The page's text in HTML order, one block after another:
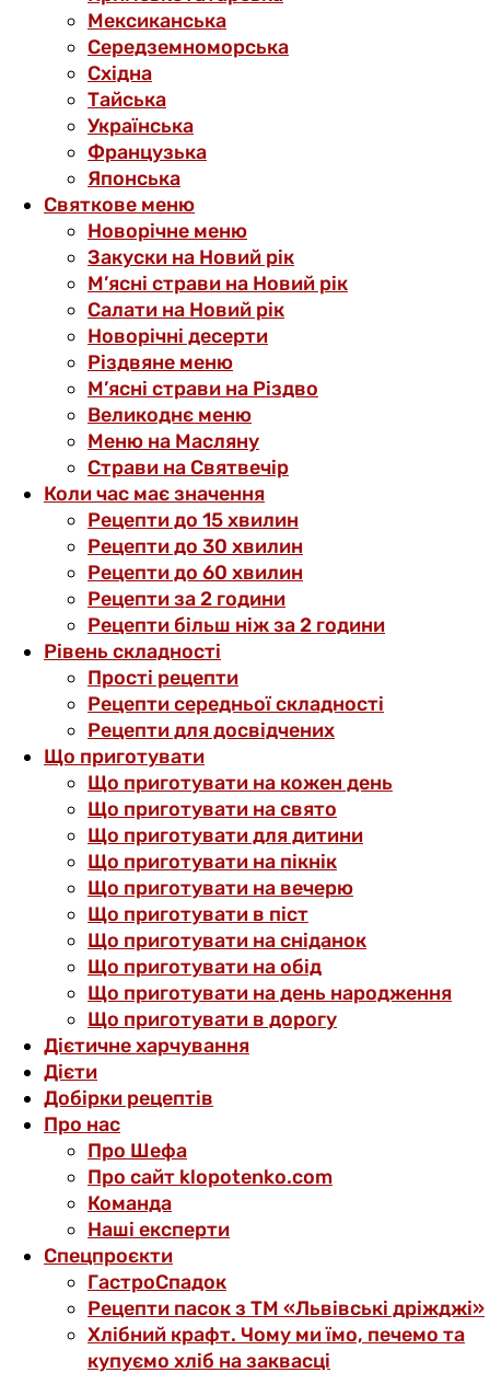
Мексиканська
Середземноморська
Східна
Тайська
Українська
Французька
Японська
Святкове меню
Новорічне меню
Закуски на Новий рік
М’ясні страви на Новий рік
Салати на Новий рік
Новорічні десерти
Різдвяне меню
М’ясні страви на Різдво
Великоднє меню
Меню на Масляну
Страви на Святвечір
Коли час має значення
Рецепти до 15 хвилин
Рецепти до 30 хвилин
Рецепти до 60 хвилин
Рецепти за 2 години
Рецепти більш ніж за 2 години
Рівень складності
Прості рецепти
Рецепти середньої складності
Рецепти для досвідчених
Що приготувати
Що приготувати на кожен день
Що приготувати на свято
Що приготувати для дитини
Що приготувати на пікнік
Що приготувати на вечерю
Що приготувати в піст
Що приготувати на сніданок
Що приготувати на обід
Що приготувати на день народження
Що приготувати в дорогу
Дієтичне харчування
Дієти
Добірки рецептів
Про нас
Про Шефа
Про сайт klopotenko.com
Команда
Наші експерти
Спецпроєкти
ГастроСпадок
Рецепти пасок з ТМ «Львівські дріжджі»
Хлібний крафт. Чому ми їмо, печемо та
купуємо хліб на заквасці